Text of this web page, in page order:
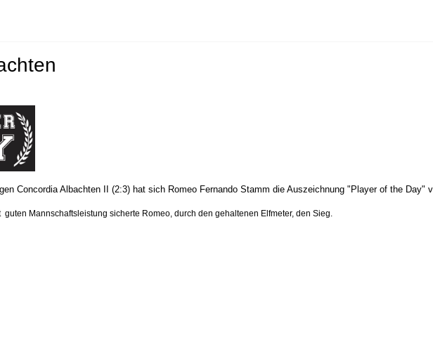
Concordia Albachten II (2:3) hat sich Romeo Fernando Stamm die Auszeichnung "Player of the Day"
guten Mannschaftsleistung sicherte Romeo, durch den gehaltenen Elfmeter, den Sieg.